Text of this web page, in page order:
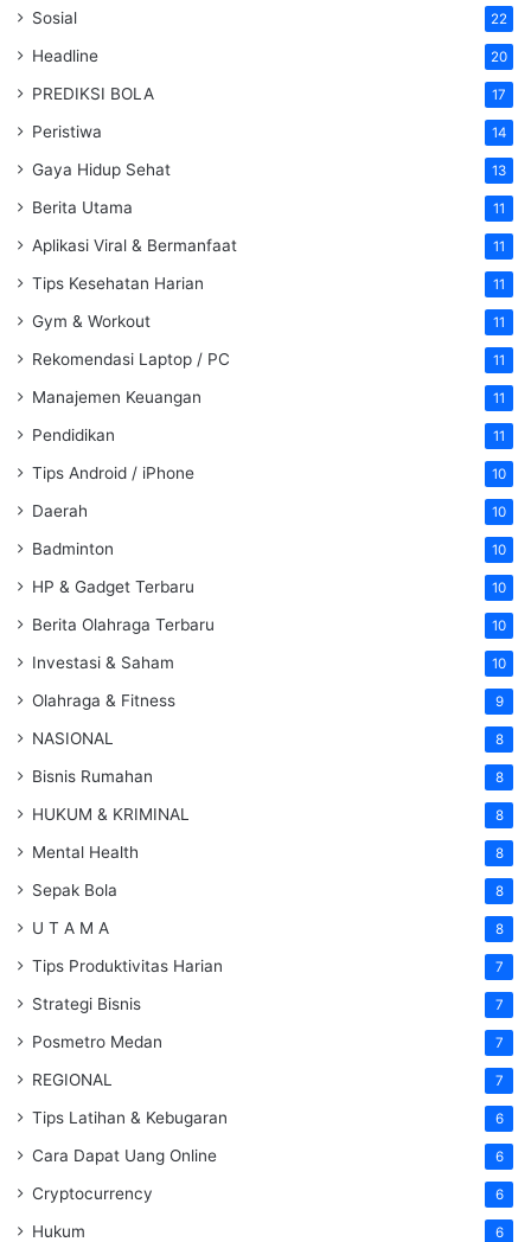
Sosial 22
Headline 20
PREDIKSI BOLA 17
Peristiwa 14
Gaya Hidup Sehat 13
Berita Utama 11
Aplikasi Viral & Bermanfaat 11
Tips Kesehatan Harian 11
Gym & Workout 11
Rekomendasi Laptop / PC 11
Manajemen Keuangan 11
Pendidikan 11
Tips Android / iPhone 10
Daerah 10
Badminton 10
HP & Gadget Terbaru 10
Berita Olahraga Terbaru 10
Investasi & Saham 10
Olahraga & Fitness 9
NASIONAL 8
Bisnis Rumahan 8
HUKUM & KRIMINAL 8
Mental Health 8
Sepak Bola 8
U T A M A 8
Tips Produktivitas Harian 7
Strategi Bisnis 7
Posmetro Medan 7
REGIONAL 7
Tips Latihan & Kebugaran 6
Cara Dapat Uang Online 6
Cryptocurrency 6
Hukum 6